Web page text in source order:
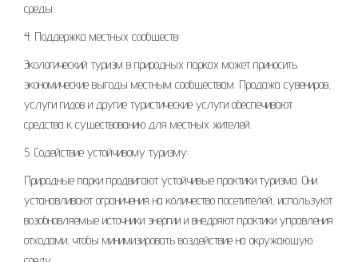
среды.
4. Поддержка местных сообществ:
Экологический туризм в природных парках может приносить
экономические выгоды местным сообществам. Продажа сувениров,
услуги гидов и другие туристические услуги обеспечивают
средства к существованию для местных жителей.
5. Содействие устойчивому туризму:
Природные парки продвигают устойчивые практики туризма. Они
устанавливают ограничения на количество посетителей, используют
возобновляемые источники энергии и внедряют практики управления
отходами, чтобы минимизировать воздействие на окружающую